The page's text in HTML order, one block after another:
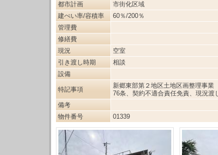
都市計画
市街化区域
建ぺい率/容積率
60％/200％
管理費
修繕費
現況
空室
引き渡し時期
相談
設備
特記事項
新郷東部第２地区土地区画整理事業
76条、契約不適合責任免責、現況
備考
物件番号
01339